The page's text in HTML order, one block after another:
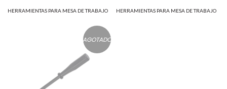
HERRAMIENTAS PARA MESA DE TRABAJO HERRAMIENTAS PARA MESA DE TRABAJO
AGOTADO